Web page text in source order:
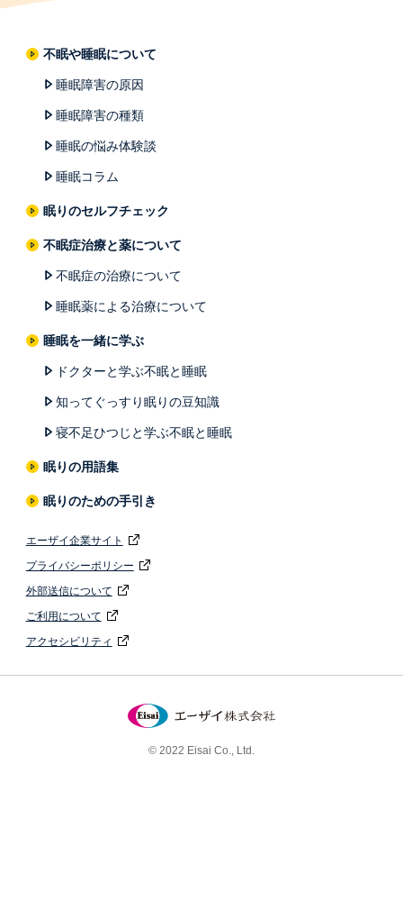
不眠や睡眠について
睡眠障害の原因
睡眠障害の種類
睡眠の悩み体験談
睡眠コラム
眠りのセルフチェック
不眠症治療と薬について
不眠症の治療について
睡眠薬による治療について
睡眠を一緒に学ぶ
ドクターと学ぶ不眠と睡眠
知ってぐっすり眠りの豆知識
寝不足ひつじと学ぶ不眠と睡眠
眠りの用語集
眠りのための手引き
エーザイ企業サイト
プライバシーポリシー
外部送信について
ご利用について
アクセシビリティ
© 2022 Eisai Co., Ltd.